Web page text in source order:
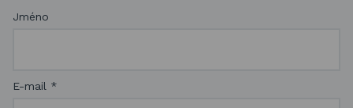
Jméno
E-mail *